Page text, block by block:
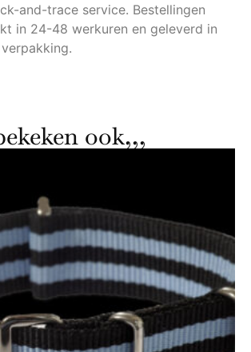
and-trace service. Bestellingen
in 24-48 werkuren en geleverd in
ook,,,